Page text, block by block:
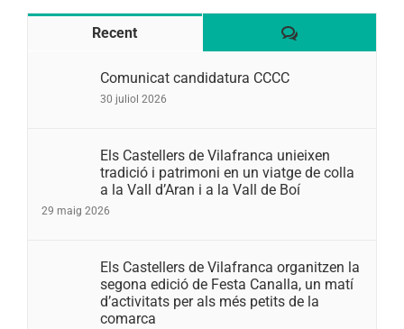
Recent Comentaris
Comunicat candidatura CCCC
30 juliol 2026
Els Castellers de Vilafranca unieixen
tradició i patrimoni en un viatge de colla
a la Vall d’Aran i a la Vall de Boí
29 maig 2026
Els Castellers de Vilafranca organitzen la
segona edició de Festa Canalla, un matí
d’activitats per als més petits de la
comarca